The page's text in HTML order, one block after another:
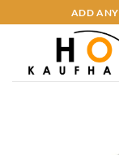
Inhalt
ADD